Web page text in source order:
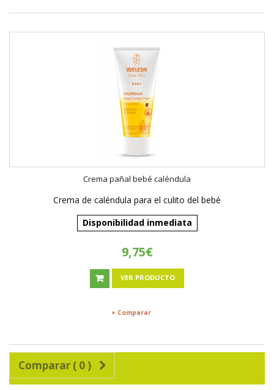
Crema pañal bebé caléndula
Crema de caléndula para el culito del bebé
Disponibilidad inmediata
9,75€
VER PRODUCTO
+ Comparar
Comparar ( 0 )